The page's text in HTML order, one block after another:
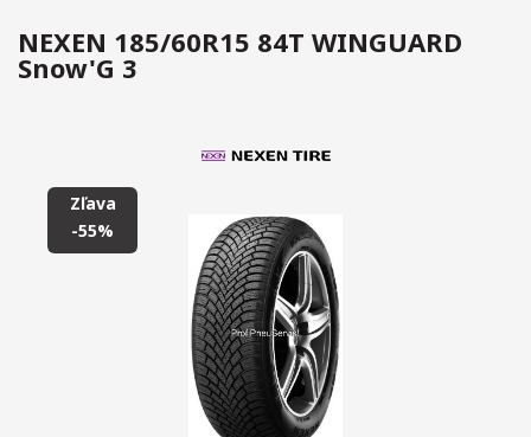
NEXEN 185/60R15 84T WINGUARD
Snow'G 3
Zľava
-55%